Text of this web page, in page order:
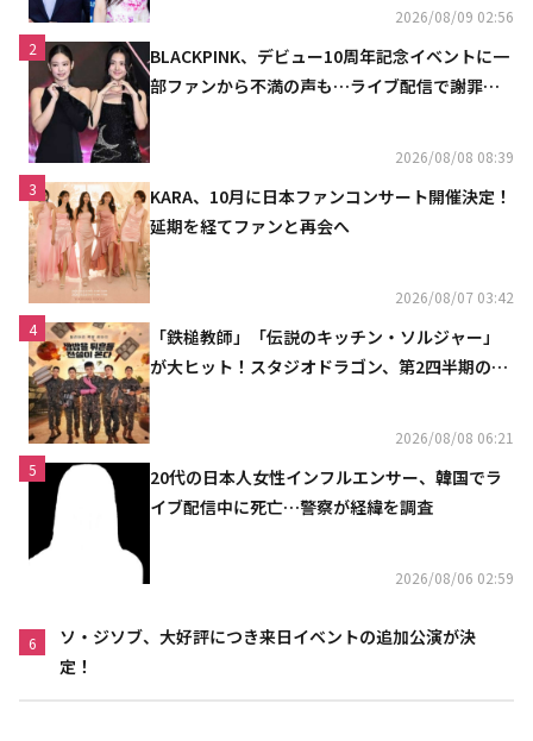
2026/08/09 02:56
2
BLACKPINK、デビュー10周年記念イベントに一
部ファンから不満の声も…ライブ配信で謝罪
2026/08/08 08:39
3
KARA、10月に日本ファンコンサート開催決定！
延期を経てファンと再会へ
2026/08/07 03:42
4
「鉄槌教師」「伝説のキッチン・ソルジャー」
が大ヒット！スタジオドラゴン、第2四半期の売
2026/08/08 06:21
5
20代の日本人女性インフルエンサー、韓国でラ
イブ配信中に死亡…警察が経緯を調査
2026/08/06 02:59
6
ソ・ジソブ、大好評につき来日イベントの追加公演が決
定！